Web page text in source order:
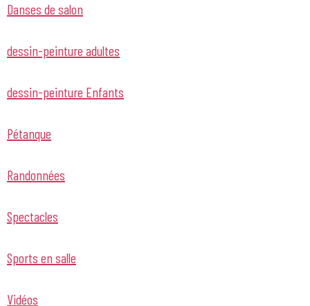
Danses de salon
dessin-peinture adultes
dessin-peinture Enfants
Pétanque
Randonnées
Spectacles
Sports en salle
Vidéos